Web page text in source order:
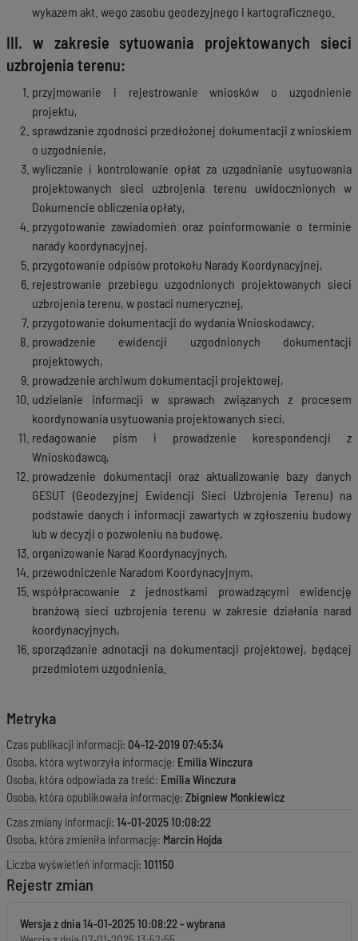
wykazem akt. wego zasobu geodezyjnego i kartograficznego.
III. w zakresie sytuowania projektowanych sieci
uzbrojenia terenu:
przyjmowanie i rejestrowanie wniosków o uzgodnienie
projektu,
sprawdzanie zgodności przedłożonej dokumentacji z wnioskiem
o uzgodnienie,
wyliczanie i kontrolowanie opłat za uzgadnianie usytuowania
projektowanych sieci uzbrojenia terenu uwidocznionych w
Dokumencie obliczenia opłaty,
przygotowanie zawiadomień oraz poinformowanie o terminie
narady koordynacyjnej,
przygotowanie odpisów protokołu Narady Koordynacyjnej,
rejestrowanie przebiegu uzgodnionych projektowanych sieci
uzbrojenia terenu, w postaci numerycznej,
przygotowanie dokumentacji do wydania Wnioskodawcy,
prowadzenie ewidencji uzgodnionych dokumentacji
projektowych,
prowadzenie archiwum dokumentacji projektowej,
udzielanie informacji w sprawach związanych z procesem
koordynowania usytuowania projektowanych sieci,
redagowanie pism i prowadzenie korespondencji z
Wnioskodawcą,
prowadzenie dokumentacji oraz aktualizowanie bazy danych
GESUT (Geodezyjnej Ewidencji Sieci Uzbrojenia Terenu) na
podstawie danych i informacji zawartych w zgłoszeniu budowy
lub w decyzji o pozwoleniu na budowę,
organizowanie Narad Koordynacyjnych,
przewodniczenie Naradom Koordynacyjnym,
współpracowanie z jednostkami prowadzącymi ewidencję
branżową sieci uzbrojenia terenu w zakresie działania narad
koordynacyjnych,
sporządzanie adnotacji na dokumentacji projektowej, będącej
przedmiotem uzgodnienia.
Metryka
Czas publikacji informacji: 04-12-2019 07:45:34
Osoba, która wytworzyła informację: Emilia Winczura
Osoba, która odpowiada za treść: Emilia Winczura
Osoba, która opublikowała informację: Zbigniew Monkiewicz
Czas zmiany informacji: 14-01-2025 10:08:22
Osoba, która zmieniła informację: Marcin Hojda
Liczba wyświetleń informacji: 101150
Rejestr zmian
Wersja z dnia14-01-2025 10:08:22